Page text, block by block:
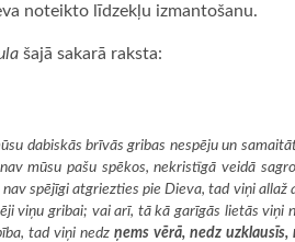
noteikto līdzekļu izmantošanu.
šajā sakarā raksta:
dabiskās brīvās gribas nespēju un
mūsu pašu spēkos, nekristīgā veidā
spējīgi atgriezties pie Dieva, tad viņi
viņu gribai; vai arī, tā kā garīgās lietās viņi
tad viņi nedz ņems vērā, nedz